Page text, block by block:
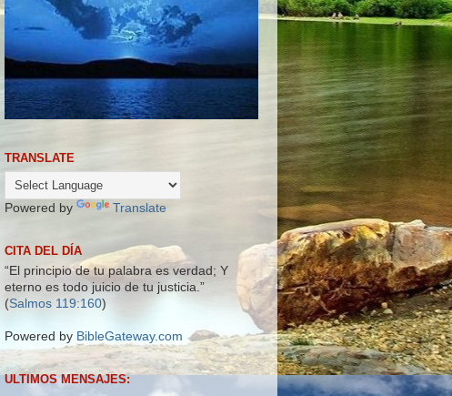
TRANSLATE
Powered by Translate
CITA DEL DÍA
“El principio de tu palabra es verdad; Y
eterno es todo juicio de tu justicia.”
(Salmos 119:160)
Powered by BibleGateway.com
ULTIMOS MENSAJES: